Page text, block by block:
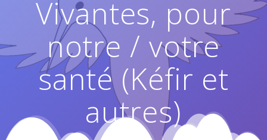
Vivantes, pour
notre / votre
santé (Kéfir et
autres)